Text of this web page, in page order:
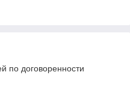
по договоренности